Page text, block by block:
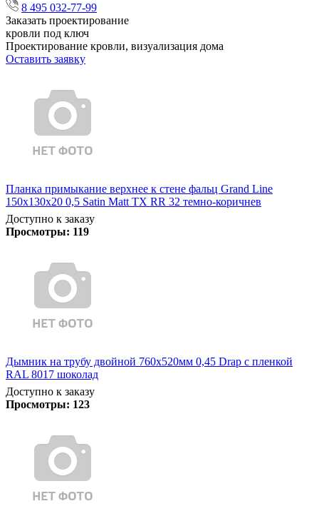
8 495 032-77-99
Заказать проектирование
кровли под ключ
Проектирование кровли, визуализация дома
Оставить заявку
Планка примыкание верхнее к стене фальц Grand Line
150х130х20 0,5 Satin Matt TX RR 32 темно-коричнев
Доступно к заказу
Просмотры: 119
Дымник на трубу двойной 760х520мм 0,45 Drap с пленкой
RAL 8017 шоколад
Доступно к заказу
Просмотры: 123